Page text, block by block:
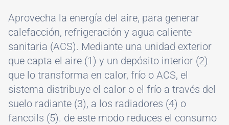
Aprovecha la energía del aire, para generar
calefacción, refrigeración y agua caliente
sanitaria (ACS). Mediante una unidad exterior
que capta el aire (1) y un depósito interior (2)
que lo transforma en calor, frío o ACS, el
sistema distribuye el calor o el frío a través del
suelo radiante (3), a los radiadores (4) o
fancoils (5). de este modo reduces el consumo